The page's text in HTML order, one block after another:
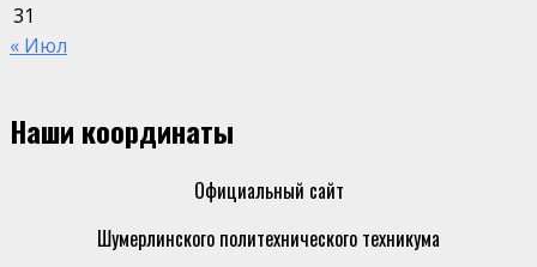
31
« Июл
Наши координаты
Официальный сайт
Шумерлинского политехнического техникума